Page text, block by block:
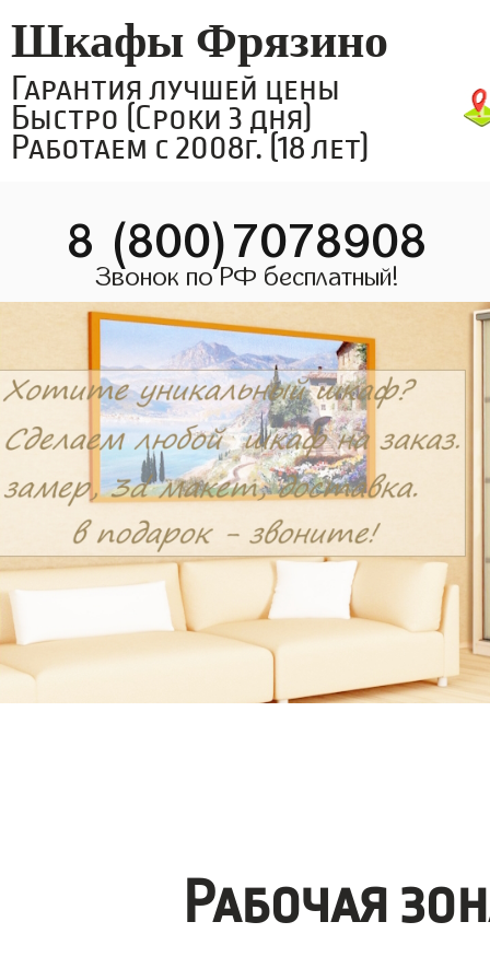
Шкафы Фрязино
Гарантия лучшей цены
Быстро (Сроки 3 дня)
Работаем с 2008г. (18 лет)
8 (800)7078908
Звонок по РФ бесплатный!
Рабочая